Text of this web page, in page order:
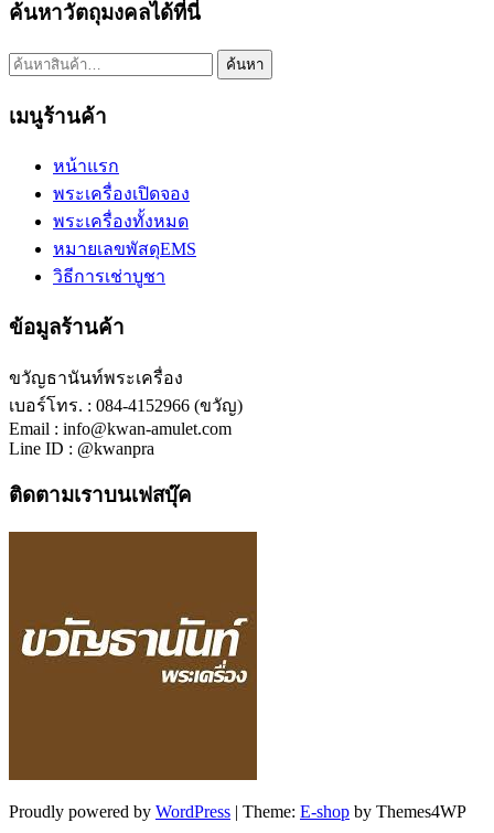
ค้นหาวัตถุมงคลได้ที่นี่
ค้นหา: ค้นหา
เมนูร้านค้า
หน้าแรก
พระเครื่องเปิดจอง
พระเครื่องทั้งหมด
หมายเลขพัสดุEMS
วิธีการเช่าบูชา
ข้อมูลร้านค้า
ขวัญธานันท์พระเครื่อง
เบอร์โทร. : 084-4152966 (ขวัญ)
Email : info@kwan-amulet.com
Line ID : @kwanpra
ติดตามเราบนเฟสบุ๊ค
Proudly powered by WordPress | Theme: E-shop by Themes4WP